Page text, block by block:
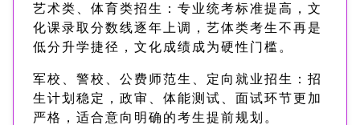
艺术类、体育类招生：专业统考标准提高，文
化课录取分数线逐年上调，艺体类考生不再是
低分升学捷径，文化成绩成为硬性门槛。
军校、警校、公费师范生、定向就业招生：招
生计划稳定，政审、体能测试、面试环节更加
严格，适合意向明确的考生提前规划。